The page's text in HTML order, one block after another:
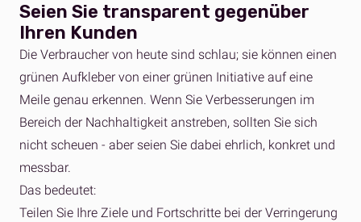
Seien Sie transparent gegenüber
Ihren Kunden
Die Verbraucher von heute sind schlau; sie können einen
grünen Aufkleber von einer grünen Initiative auf eine
Meile genau erkennen. Wenn Sie Verbesserungen im
Bereich der Nachhaltigkeit anstreben, sollten Sie sich
nicht scheuen - aber seien Sie dabei ehrlich, konkret und
messbar.
Das bedeutet:
Teilen Sie Ihre Ziele und Fortschritte bei der Verringerung